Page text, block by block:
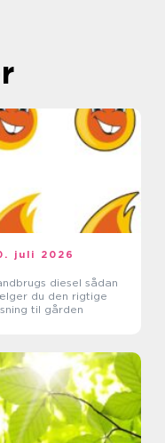
juli 2026
diesel sådan
du den rigtige
til gården